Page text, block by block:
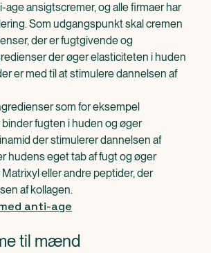
age ansigtscremer, og alle firmaer har
Som udgangspunkt skal cremen
der er fugtgivende og
der øger elasticiteten i huden
er med til at stimulere dannelsen af
som for eksempel
fugten i huden og øger
der stimulerer dannelsen af
hudens eget tab af fugt og øger
eller andre peptider, der
af kollagen.
anti-age
til mænd